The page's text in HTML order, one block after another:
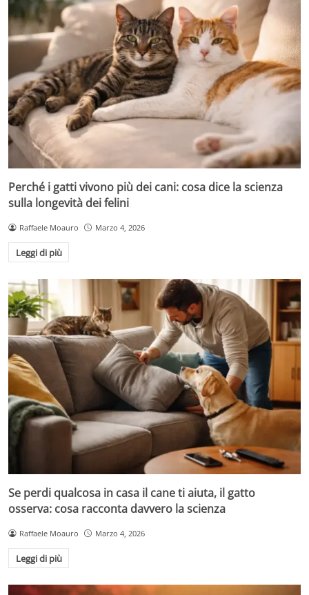
Perché i gatti vivono più dei cani: cosa dice la scienza
sulla longevità dei felini
Raffaele Moauro Marzo 4, 2026
Leggi di più
Se perdi qualcosa in casa il cane ti aiuta, il gatto
osserva: cosa racconta davvero la scienza
Raffaele Moauro Marzo 4, 2026
Leggi di più